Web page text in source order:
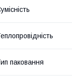
паковання